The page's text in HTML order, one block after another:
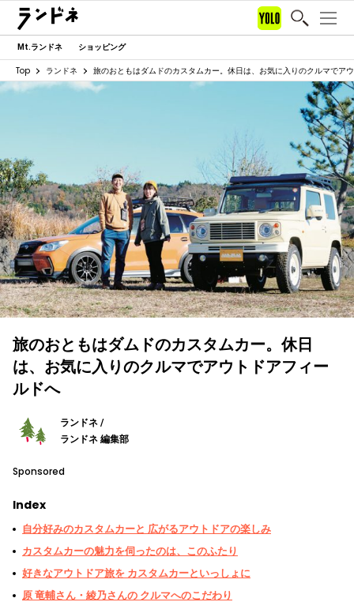
Mt.ランドネ ショッピング
Top ランドネ 旅のおともはダムドのカスタムカー。休日は、お気に入りのクルマでア
旅のおともはダムドのカスタムカー。休日
は、お気に入りのクルマでアウトドアフィー
ルドへ
ランドネ /
ランドネ 編集部
Sponsored
Index
自分好みのカスタムカーと 広がるアウトドアの楽しみ
カスタムカーの魅力を伺ったのは、このふたり
好きなアウトドア旅を カスタムカーといっしょに
原 竜輔さん・綾乃さんの クルマへのこだわり